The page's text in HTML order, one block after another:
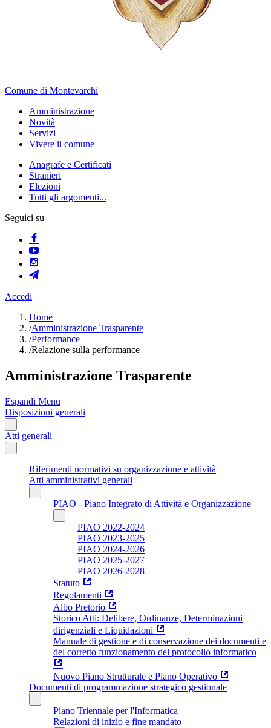
Comune di Montevarchi
Amministrazione
Novità
Servizi
Vivere il comune
Anagrafe e Certificati
Stranieri
Elezioni
Tutti gli argomenti...
Seguici su
Accedi
Home
/Amministrazione Trasparente
/Performance
/Relazione sulla performance
Amministrazione Trasparente
Espandi Menu
Disposizioni generali
Atti generali
Riferimenti normativi su organizzazione e attività
Atti amministrativi generali
PIAO - Piano Integrato di Attività e Organizzazione
PIAO 2022-2024
PIAO 2023-2025
PIAO 2024-2026
PIAO 2025-2027
PIAO 2026-2028
Statuto
Regolamenti
Albo Pretorio
Storico Atti: Delibere, Ordinanze, Determinazioni
dirigenziali e Liquidazioni
Manuale di gestione e di conservazione dei documenti e
del corretto funzionamento del protocollo informatico
Nuovo Piano Strutturale e Piano Operativo
Documenti di programmazione strategico gestionale
Piano Triennale per l'Informatica
Relazioni di inizio e fine mandato